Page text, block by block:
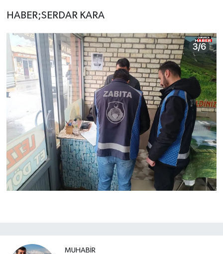
HABER;SERDAR KARA
MUHABIR